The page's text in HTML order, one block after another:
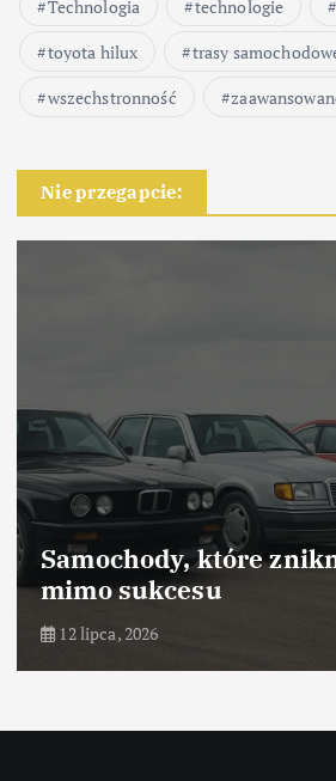
Technologia
technologie
toyota hilux
trasy
wszechstronność
Nie przegapcie:
Samochody, które
mimo sukcesu
12 lipca, 2026